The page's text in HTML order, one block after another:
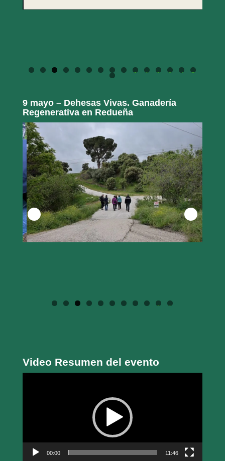
0 1 2 3 4 5
6
9 mayo – Dehesas Vivas. Ganadería
Regenerativa en Redueña
0 1
Video Resumen del evento
00:00 11:46